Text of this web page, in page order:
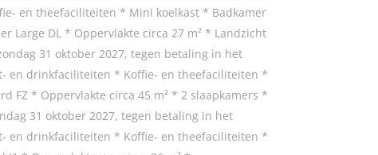
en theefaciliteiten * Mini koelkast * Badkamer
Large DL * Oppervlakte circa 27 m² * Landzicht
31 oktober 2027, tegen betaling in het
en drinkfaciliteiten * Koffie- en theefaciliteiten *
FZ * Oppervlakte circa 45 m² * 2 slaapkamers *
31 oktober 2027, tegen betaling in het
en drinkfaciliteiten * Koffie- en theefaciliteiten *